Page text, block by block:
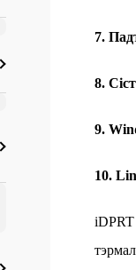
7.
8.
9.
10.
iDPRT